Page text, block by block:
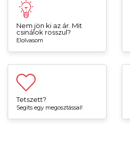
Nem jön ki az ár. Mit
csinálok rosszul?
Elolvasom
Tetszett?
Segíts egy megosztással!